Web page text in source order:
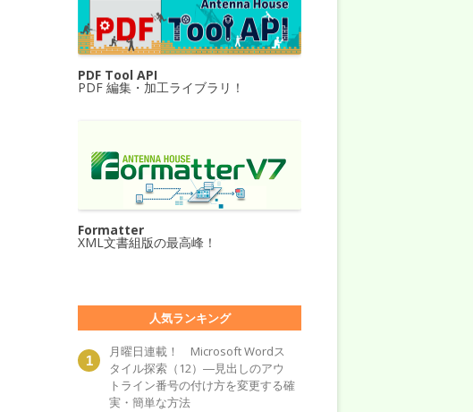
PDF Tool API
PDF 編集・加工ライブラリ！
Formatter
XML文書組版の最高峰！
人気ランキング
月曜日連載！ Microsoft Wordス
タイル探索（12）―見出しのアウ
トライン番号の付け方を変更する確
実・簡単な方法